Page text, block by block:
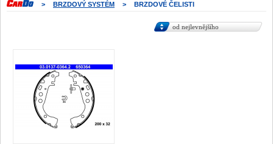
> BRZDOVÝ SYSTÉM > BRZDOVÉ ČELISTI
od nejlevnějšího